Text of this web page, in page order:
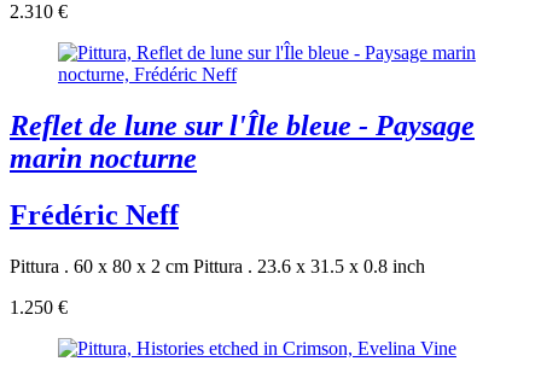
2.310 €
Reflet de lune sur l'Île bleue - Paysage
marin nocturne
Frédéric Neff
Pittura . 60 x 80 x 2 cm Pittura . 23.6 x 31.5 x 0.8 inch
1.250 €